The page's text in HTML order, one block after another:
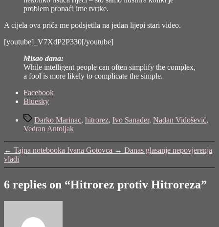
problem pronaći ime tvrtke.
A cijela ova priča me podsjetila na jedan lijepi stari video.
[youtube]_V7XdP2P330[/youtube]
Misao dana:
While intelligent people can often simplify the complex,
a fool is more likely to complicate the simple.
Share
"Hitrorez
Facebook
Bluesky
TagsDarko Marinac, hitrorez, Ivo Sanader, Nadan Vidošević,
Vedran Antoljak
← Tajna notebooka Ivana Gotovca → Danas glasanje nepovjerenja
vladi
6 replies on “Hitrorez protiv Hitroreza”